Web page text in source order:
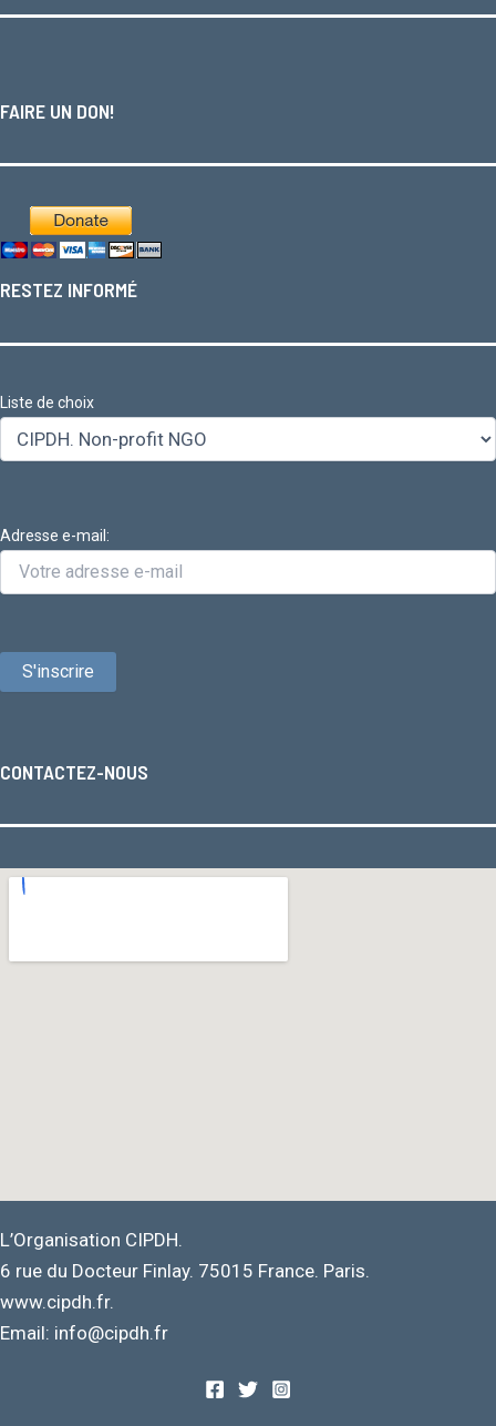
FAIRE UN DON!
RESTEZ INFORMÉ
Liste de choix
Adresse e-mail:
CONTACTEZ-NOUS
L’Organisation CIPDH.
6 rue du Docteur Finlay. 75015 France. Paris.
www.cipdh.fr.
Email: info@cipdh.fr